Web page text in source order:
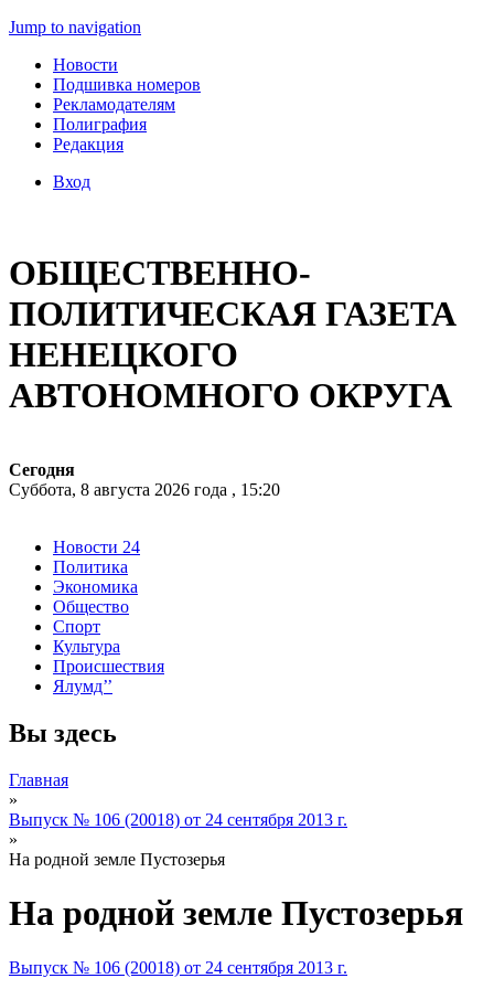
Jump to navigation
Новости
Подшивка номеров
Рекламодателям
Полиграфия
Редакция
Вход
ОБЩЕСТВЕННО-
ПОЛИТИЧЕСКАЯ ГАЗЕТА
НЕНЕЦКОГО
АВТОНОМНОГО ОКРУГА
Сегодня
Суббота, 8 августа 2026 года , 15:20
Новости 24
Политика
Экономика
Общество
Спорт
Культура
Происшествия
Ялумд’’
Вы здесь
Главная
»
Выпуск № 106 (20018) от 24 сентября 2013 г.
»
На родной земле Пустозерья
На родной земле Пустозерья
Выпуск № 106 (20018) от 24 сентября 2013 г.